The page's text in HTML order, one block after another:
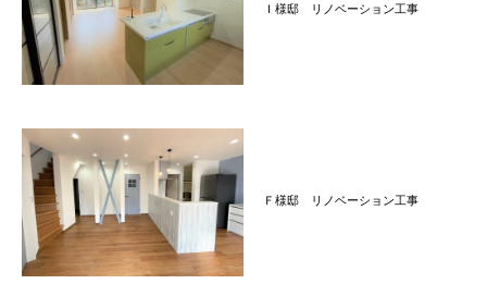
Ｉ様邸 リノベーション工事
Ｆ様邸 リノベーション工事